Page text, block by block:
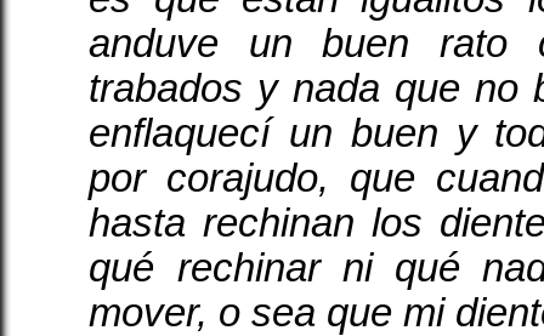
anduve un buen rato
trabados y nada que no
enflaquecí un buen y
por corajudo, que
hasta rechinan los
qué rechinar ni qué
mover, o sea que mi